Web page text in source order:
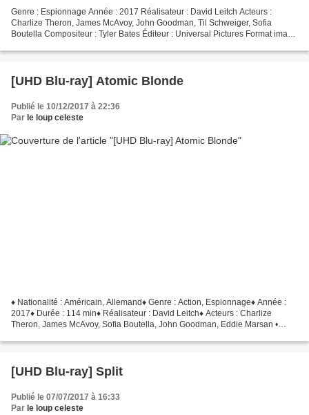
Genre : Espionnage Année : 2017 Réalisateur : David Leitch Acteurs :
Charlize Theron, James McAvoy, John Goodman, Til Schweiger, Sofia
Boutella Compositeur : Tyler Bates Éditeur : Universal Pictures Format image
[UHD Blu-ray] Atomic Blonde
Publié le 10/12/2017 à 22:36
Par le loup celeste
♦ Nationalité : Américain, Allemand♦ Genre : Action, Espionnage♦ Année :
2017♦ Durée : 114 min♦ Réalisateur : David Leitch♦ Acteurs : Charlize
Theron, James McAvoy, Sofia Boutella, John Goodman, Eddie Marsan •
[UHD Blu-ray] Split
Publié le 07/07/2017 à 16:33
Par le loup celeste